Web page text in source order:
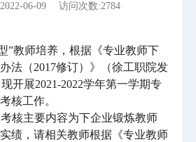
06-09 访问次数:2784
”教师培养，根据《专业教师下
法（2017修订）》（徐工职院发
开展2021-2022学年第一学期专
核工作。
核主要内容为下企业锻炼教师
绩，请相关教师根据《专业教师